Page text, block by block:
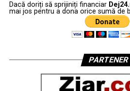
Dacă doriți să sprijiniți financiar
mai jos pentru a dona orice sumă de
PARTENER